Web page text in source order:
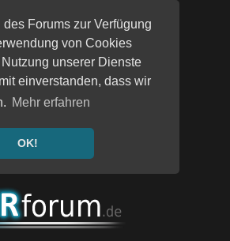
Forums zur Verfügung
von Cookies
unserer Dienste
einverstanden, dass wir
Mehr erfahren
OK!